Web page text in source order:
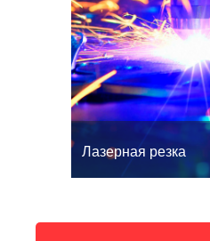
Лазерная резка